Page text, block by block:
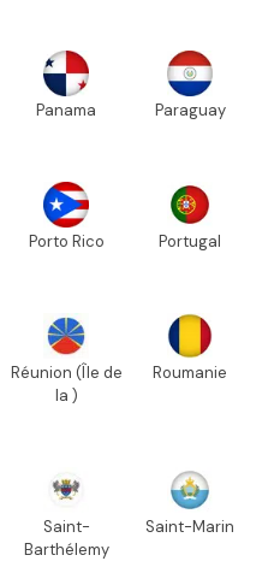
Panama Paraguay
Porto Rico Portugal
Réunion (Île de
la )
Roumanie
Saint-
Barthélemy
Saint-Marin